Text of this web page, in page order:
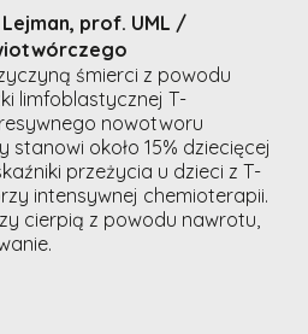
prof. UML /
śmierci z powodu
limfoblastycznej T-
nowotworu
około 15% dziecięcej
przeżycia u dzieci z T-
intensywnej chemioterapii.
cierpią z powodu nawrotu,